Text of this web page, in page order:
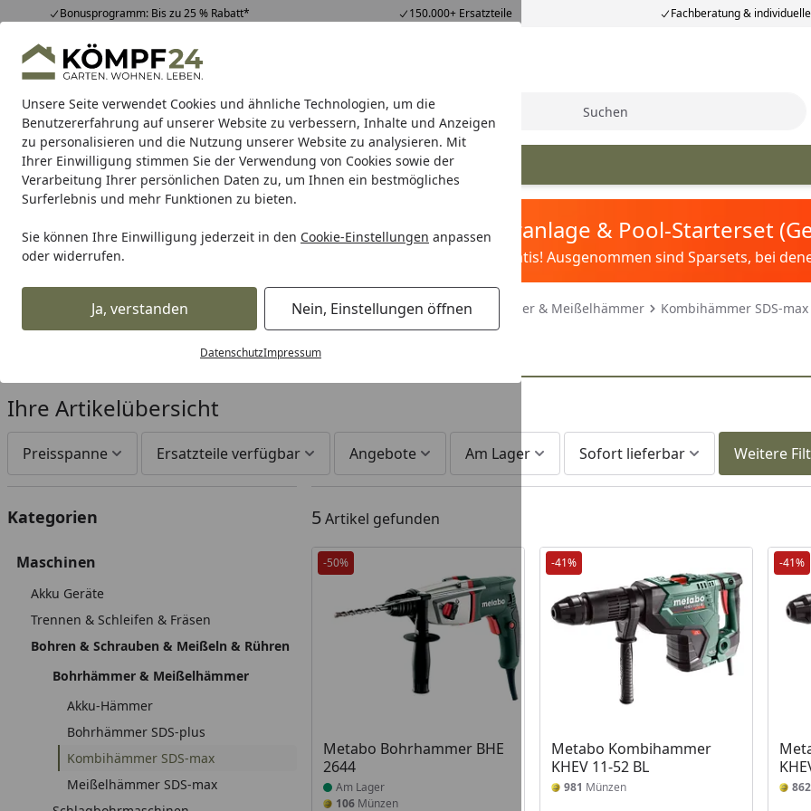
Unsere Seite verwendet Cookies und ähnliche Technologien, um die
Benutzererfahrung auf unserer Website zu verbessern, Inhalte und Anzeigen
zu personalisieren und die Nutzung unserer Website zu analysieren. Mit
Ihrer Einwilligung stimmen Sie der Verwendung von Cookies sowie der
Verarbeitung Ihrer persönlichen Daten zu, um Ihnen ein bestmögliches
Surferlebnis und mehr Funktionen zu bieten.
Sie können Ihre Einwilligung jederzeit in den Cookie-Einstellungen anpassen
oder widerrufen.
Ja, verstanden Nein, Einstellungen öffnen
DatenschutzImpressum
Bonusprogramm: Bis zu 25 % Rabatt* 150.000+ Ersatzteile Fachberatung &
Hotline07051 / 9 22 22
Mo-Fr. 8-16 Uhr 25.982 Bewertungen
Alle Produkte
Alle ProdukteHighlights Tipps & Tricks Suche
Metabo Maschinen Akku-Aktion Zubehör Metabo Ersatzteile
Karibu Pools inkl. gratis Sandfilteranlage & Pool-Starterset
Dein Traumpool im Sorglos-Paket: Filter&Pflege gratis! Ausgenommen sind Sparsets, bei
Startseite
Maschinen Bohren & Schrauben & Meißeln & Rühren Bohrhämmer & Meißelhämmer Kombihämmer SDS-max
Metabo Kombihämmer SDS-max
Ihre Artikelübersicht
Preisspanne Ersatzteile verfügbar Angebote Am Lager Sofort lieferbar Weitere
Kategorien
Maschinen
Akku Geräte
Trennen & Schleifen & Fräsen
Bohren & Schrauben & Meißeln & Rühren
Bohrhämmer & Meißelhämmer
Akku-Hämmer
Bohrhämmer SDS-plus
Kombihämmer SDS-max
Meißelhämmer SDS-max
5Artikel gefunden
-50%
Metabo Bohrhammer BHE
2644
Produkt am Lager
Am Lager
106 Münzen
-41%
Metabo Kombihammer
KHEV 11-52 BL
981 Münzen
-41%
862